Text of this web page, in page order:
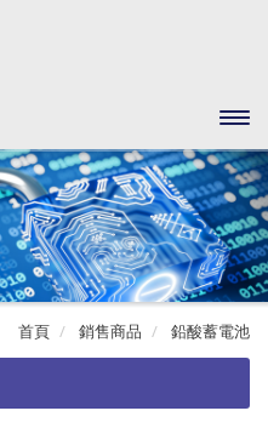
主選
單
首頁 銷售商品 鉛酸蓄電池